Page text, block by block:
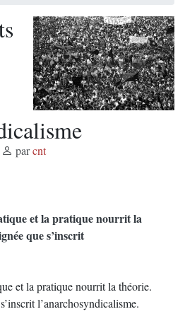
parcnt
et la pratique nourrit la
que s’inscrit
et la pratique nourrit la théorie.
l’anarchosyndicalisme.